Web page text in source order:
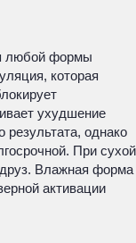
любой формы
которая
ухудшение
результата, однако
При сухой
Влажная форма
активации